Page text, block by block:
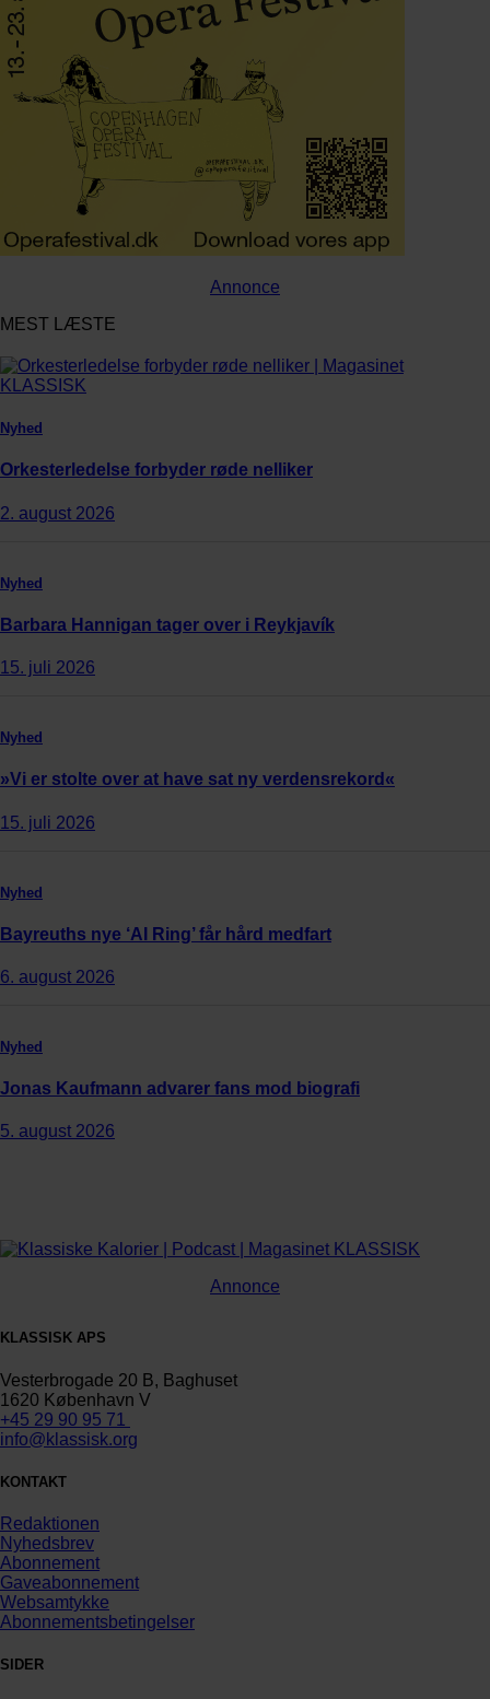
Annonce
MEST LÆSTE
Nyhed
Orkesterledelse forbyder røde nelliker
2. august 2026
Nyhed
Barbara Hannigan tager over i Reykjavík
15. juli 2026
Nyhed
»Vi er stolte over at have sat ny verdensrekord«
15. juli 2026
Nyhed
Bayreuths nye ‘AI Ring’ får hård medfart
6. august 2026
Nyhed
Jonas Kaufmann advarer fans mod biografi
5. august 2026
Annonce
KLASSISK APS
Vesterbrogade 20 B, Baghuset
1620 København V
+45 29 90 95 71
info@klassisk.org
KONTAKT
Redaktionen
Nyhedsbrev
Abonnement
Gaveabonnement
Websamtykke
Abonnementsbetingelser
SIDER